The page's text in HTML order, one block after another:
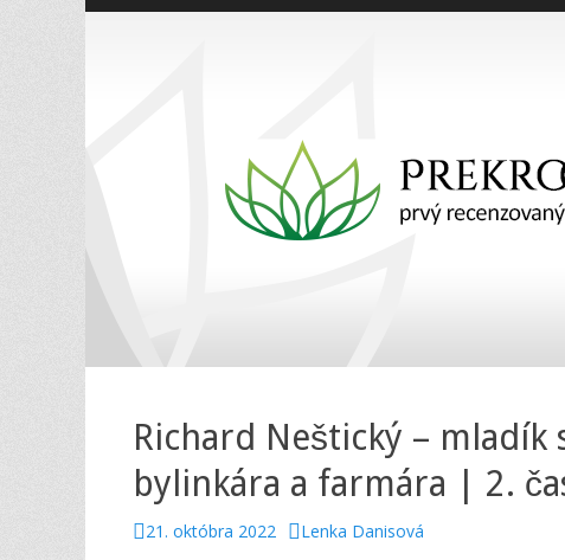
Richard Neštický – mladík
bylinkára a farmára | 2.
P21. októbra 2022 ALenka Danisová